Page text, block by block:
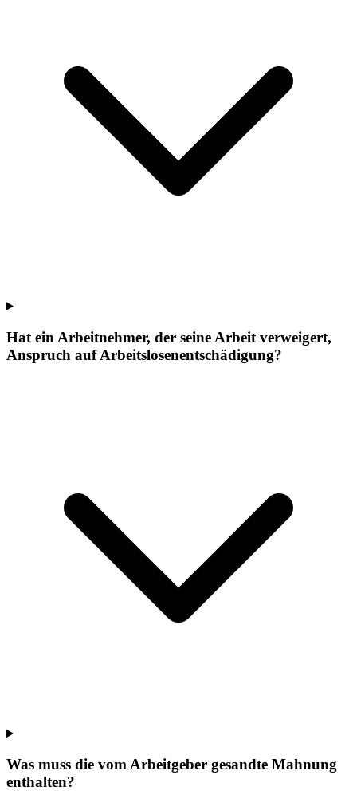
Hat ein Arbeitnehmer, der seine Arbeit verweigert,
Anspruch auf Arbeitslosenentschädigung?
Was muss die vom Arbeitgeber gesandte Mahnung
enthalten?